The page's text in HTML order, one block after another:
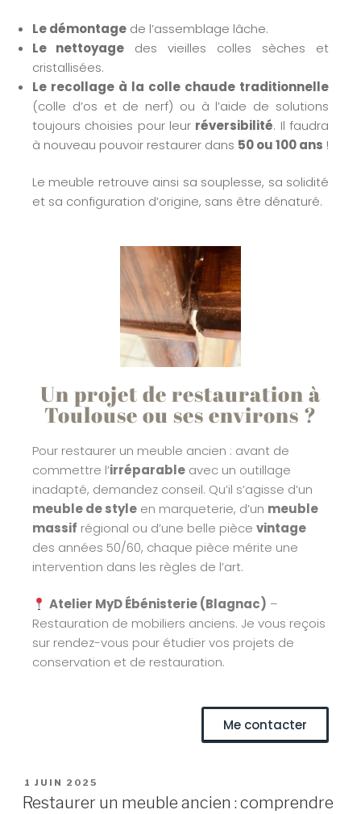
Le démontage de l’assemblage lâche.
Le nettoyage des vieilles colles sèches et
cristallisées.
Le recollage à la colle chaude traditionnelle
(colle d’os et de nerf) ou à l’aide de solutions
toujours choisies pour leur réversibilité. Il faudra
à nouveau pouvoir restaurer dans 50 ou 100 ans !
Le meuble retrouve ainsi sa souplesse, sa solidité
et sa configuration d’origine, sans être dénaturé.
Un projet de restauration à
Toulouse ou ses environs ?
Pour restaurer un meuble ancien : avant de
commettre l’irréparable avec un outillage
inadapté, demandez conseil. Qu’il s’agisse d’un
meuble de style en marqueterie, d’un meuble
massif régional ou d’une belle pièce vintage
des années 50/60, chaque pièce mérite une
intervention dans les règles de l’art.
Atelier MyD Ébénisterie (Blagnac) –
Restauration de mobiliers anciens. Je vous reçois
sur rendez-vous pour étudier vos projets de
conservation et de restauration.
Me contacter
1 JUIN 2025
Restaurer un meuble ancien : comprendre